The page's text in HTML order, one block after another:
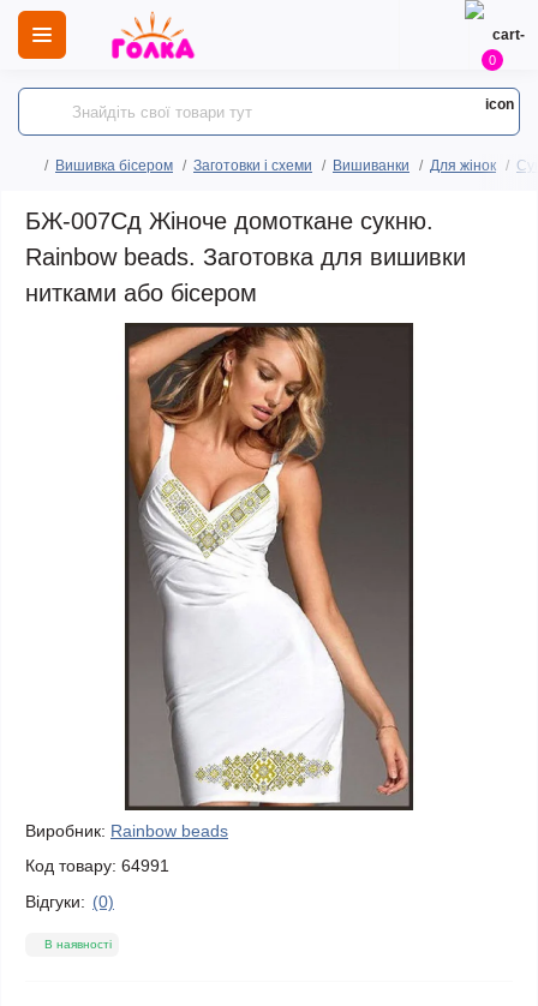
0
Вишивка бісером Заготовки і схеми Вишиванки Для жінок
БЖ-007Сд Жіноче домоткане сукню.
Rainbow beads. Заготовка для вишивки
нитками або бісером
Виробник: Rainbow beads
Код товару: 64991
Відгуки: (0)
В наявності